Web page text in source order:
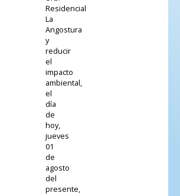
Residencial
La
Angostura
y
reducir
el
impacto
ambiental,
el
día
de
hoy,
jueves
01
de
agosto
del
presente,